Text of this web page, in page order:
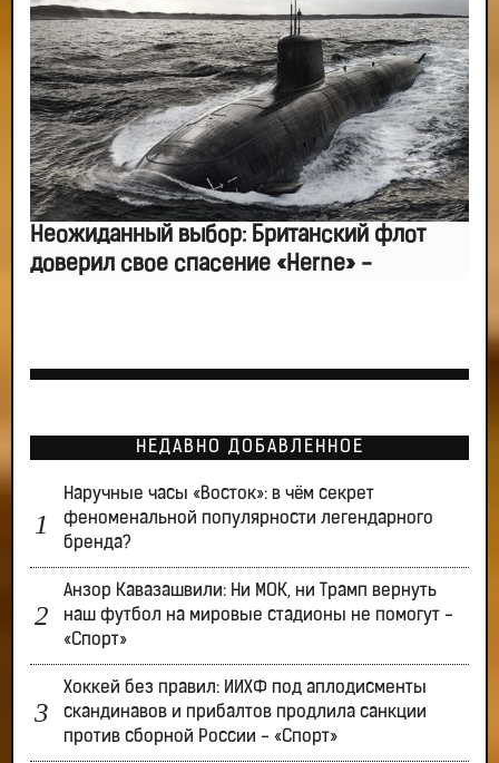
Неожиданный выбор: Британский флот
доверил свое спасение «Herne» -
НЕДАВНО ДОБАВЛЕННОЕ
Наручные часы «Восток»: в чём секрет
феноменальной популярности легендарного
бренда?
Анзор Кавазашвили: Ни МОК, ни Трамп вернуть
наш футбол на мировые стадионы не помогут -
«Спорт»
Хоккей без правил: ИИХФ под аплодисменты
скандинавов и прибалтов продлила санкции
против сборной России - «Спорт»